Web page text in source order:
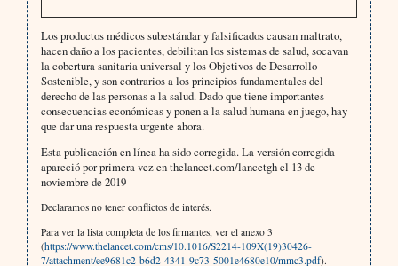
Los productos médicos subestándar y falsificados causan maltrato,
hacen daño a los pacientes, debilitan los sistemas de salud, socavan
la cobertura sanitaria universal y los Objetivos de Desarrollo
Sostenible, y son contrarios a los principios fundamentales del
derecho de las personas a la salud. Dado que tiene importantes
consecuencias económicas y ponen a la salud humana en juego, hay
que dar una respuesta urgente ahora.
Esta publicación en línea ha sido corregida. La versión corregida
apareció por primera vez en thelancet.com/lancetgh el 13 de
noviembre de 2019
Declaramos no tener conflictos de interés.
Para ver la lista completa de los firmantes, ver el anexo 3
(https://www.thelancet.com/cms/10.1016/S2214-109X(19)30426-
7/attachment/ee9681c2-b6d2-4341-9c73-5001e4680e10/mmc3.pdf).